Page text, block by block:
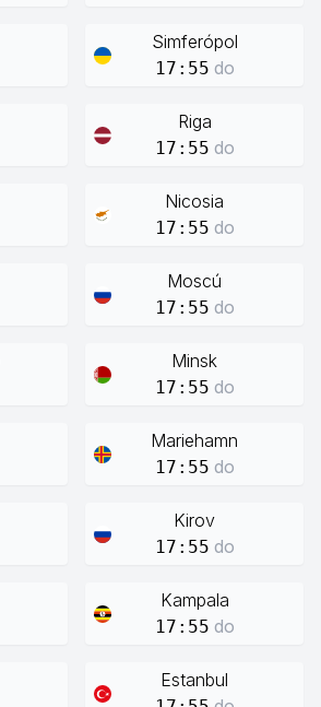
Simferópol
17:55 do
Riga
17:55 do
Nicosia
17:55 do
Moscú
17:55 do
Minsk
17:55 do
Mariehamn
17:55 do
Kirov
17:55 do
Kampala
17:55 do
Estanbul